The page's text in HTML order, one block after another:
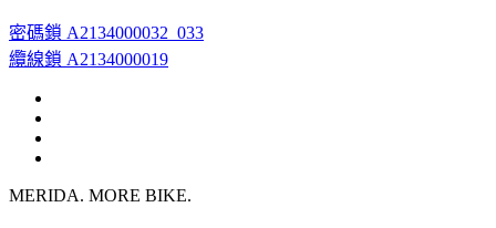
密碼鎖 A2134000032_033
纜線鎖 A2134000019
MERIDA. MORE BIKE.